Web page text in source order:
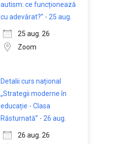
autism: ce funcționează
cu adevărat?” - 25 aug.
25 aug. 26
Zoom
Detalii curs național
„Strategii moderne în
educație - Clasa
Răsturnată” - 26 aug.
26 aug. 26